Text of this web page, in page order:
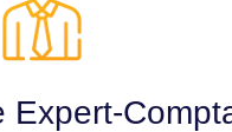
Expert-